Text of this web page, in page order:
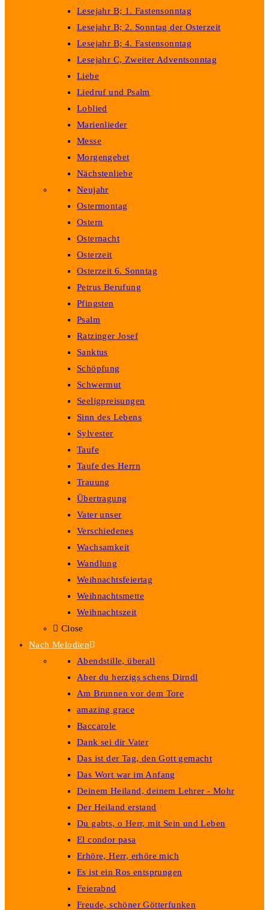
Lesejahr B; 1. Fastensonntag
Lesejahr B; 2. Sonntag der Osterzeit
Lesejahr B; 4. Fastensonntag
Lesejahr C, Zweiter Adventsonntag
Liebe
Liedruf und Psalm
Loblied
Marienlieder
Messe
Morgengebet
Nächstenliebe
Neujahr
Ostermontag
Ostern
Osternacht
Osterzeit
Osterzeit 6. Sonntag
Petrus Berufung
Pfingsten
Psalm
Ratzinger Josef
Sanktus
Schöpfung
Schwermut
Seeligpreisungen
Sinn des Lebens
Sylvester
Taufe
Taufe des Herrn
Trauung
Übertragung
Vater unser
Verschiedenes
Wachsamkeit
Wandlung
Weihnachtsfeiertag
Weihnachtsmette
Weihnachtszeit
Close
Nach Melodien
Abendstille, überall
Aber du herzigs schens Dirndl
Am Brunnen vor dem Tore
amazing grace
Baccarole
Dank sei dir Vater
Das ist der Tag, den Gott gemacht
Das Wort war im Anfang
Deinem Heiland, deinem Lehrer - Mohr
Der Heiland erstand
Du gabts, o Herr, mit Sein und Leben
El condor pasa
Erhöre, Herr, erhöre mich
Es ist ein Ros entsprungen
Feierabnd
Freude, schöner Götterfunken